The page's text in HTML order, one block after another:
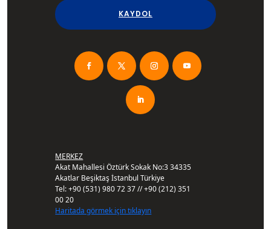
KAYDOL
MERKEZ
Akat Mahallesi Öztürk Sokak No:3 34335
Akatlar Beşiktaş İstanbul Türkiye
Tel: +90 (531) 980 72 37 // +90 (212) 351
00 20
Haritada görmek için tıklayın